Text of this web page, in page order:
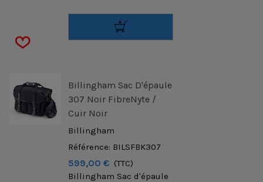
Billingham Sac D'épaule
307 Noir FibreNyte /
Cuir Noir
Billingham
Référence: BILSFBK307
599,00 € (TTC)
Billingham Sac d'épaule